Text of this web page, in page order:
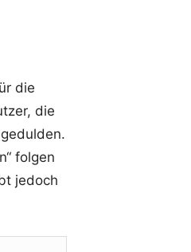
die
die
folgen
jedoch